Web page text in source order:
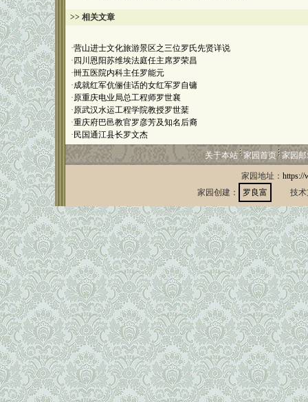
>> 相关文章
·营山进士文化旅游景区之三位罗氏先贤详说
· 四川恩阳苏维埃法庭任主席罗荣昌
·卌五医院内科主任罗能元
·成就红军伉俪佳话的女红军罗自镛
·原重庆电业局总工程师罗世襄
·原武汉水运工程学院教授罗世棻
·重庆府巴邑教官罗彦芳及知名后裔
· 民国通江县长罗文杰
关于本站 家园首页 家园
家园地址： https://
家园创建：
罗良富 技术